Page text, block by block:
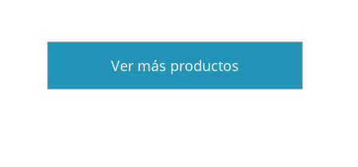
Ver más productos